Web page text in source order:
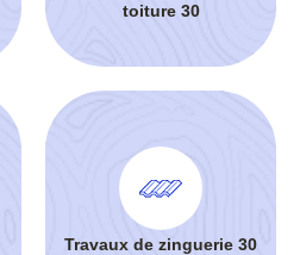
toiture 30
Travaux de zinguerie 30